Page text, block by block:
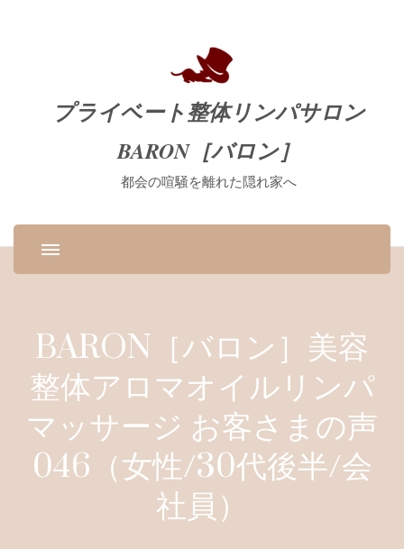
プライベート整体リンパサロン
BARON［バロン］
都会の喧騒を離れた隠れ家へ
BARON［バロン］美容
整体アロマオイルリンパ
マッサージ お客さまの声
046（女性/30代後半/会
社員）